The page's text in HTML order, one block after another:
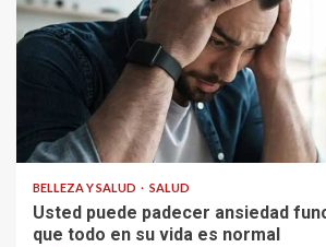
BELLEZA Y SALUD SALUD
Usted puede padecer ansiedad
que todo en su vida es normal